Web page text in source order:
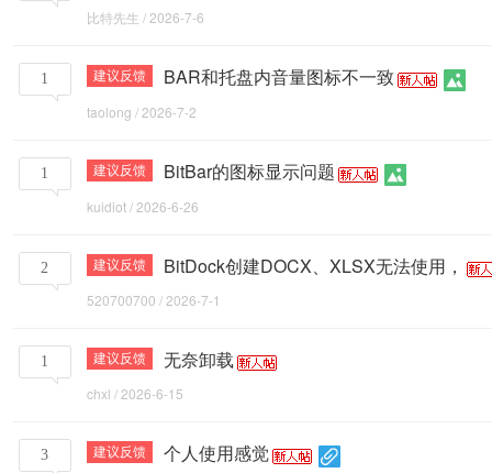
比特先生 / 2026-7-6
1 建议反馈 BAR和托盘内音量图标不一致
taolong / 2026-7-2
1 建议反馈 BitBar的图标显示问题
kuidiot/ 2026-6-26
2 建议反馈 BitDock创建DOCX、XLSX无法使用，
520700700 / 2026-7-1
1 建议反馈 无奈卸载
chxl / 2026-6-15
3 建议反馈 个人使用感觉